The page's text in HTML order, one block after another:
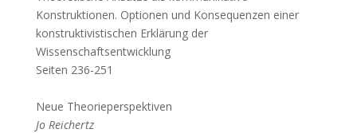
Konstruktionen. Optionen und Konsequenzen einer
konstruktivistischen Erklärung der
Wissenschaftsentwicklung
Seiten 236-251
Neue Theorieperspektiven
Jo Reichertz